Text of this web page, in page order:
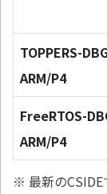
TOPPERS-
ARM/P4
FreeRTOS-
ARM/P4
※ 最新の